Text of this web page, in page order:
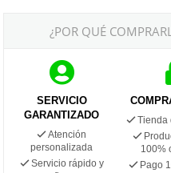
¿POR QUÉ
SERVICIO
GARANTIZADO
Atención
personalizada
Servicio rápido y
Tienda
100%
Pago